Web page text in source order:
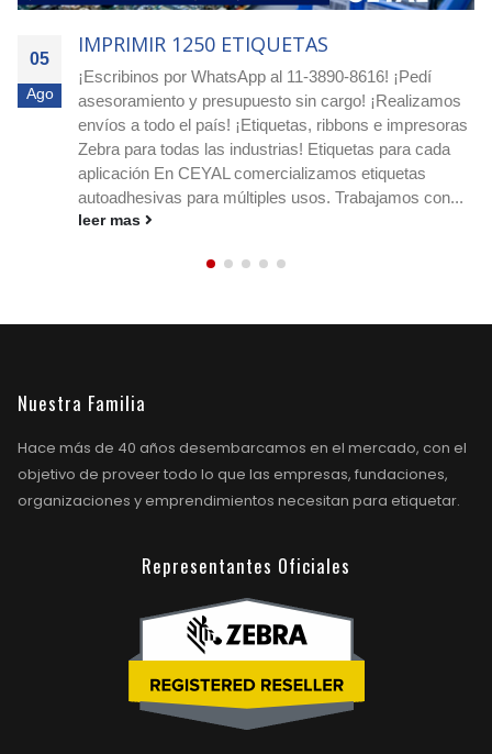
05
Ago
IMPRIMIR 1250 ETIQUETAS
¡Escribinos por WhatsApp al 11-3890-8616! ¡Pedí
asesoramiento y presupuesto sin cargo! ¡Realizamos
envíos a todo el país! ¡Etiquetas, ribbons e impresoras
Zebra para todas las industrias! Etiquetas para cada
aplicación En CEYAL comercializamos etiquetas
autoadhesivas para múltiples usos. Trabajamos con...
leer mas
Nuestra Familia
Hace más de 40 años desembarcamos en el mercado, con el
objetivo de proveer todo lo que las empresas, fundaciones,
organizaciones y emprendimientos necesitan para etiquetar.
Representantes Oficiales